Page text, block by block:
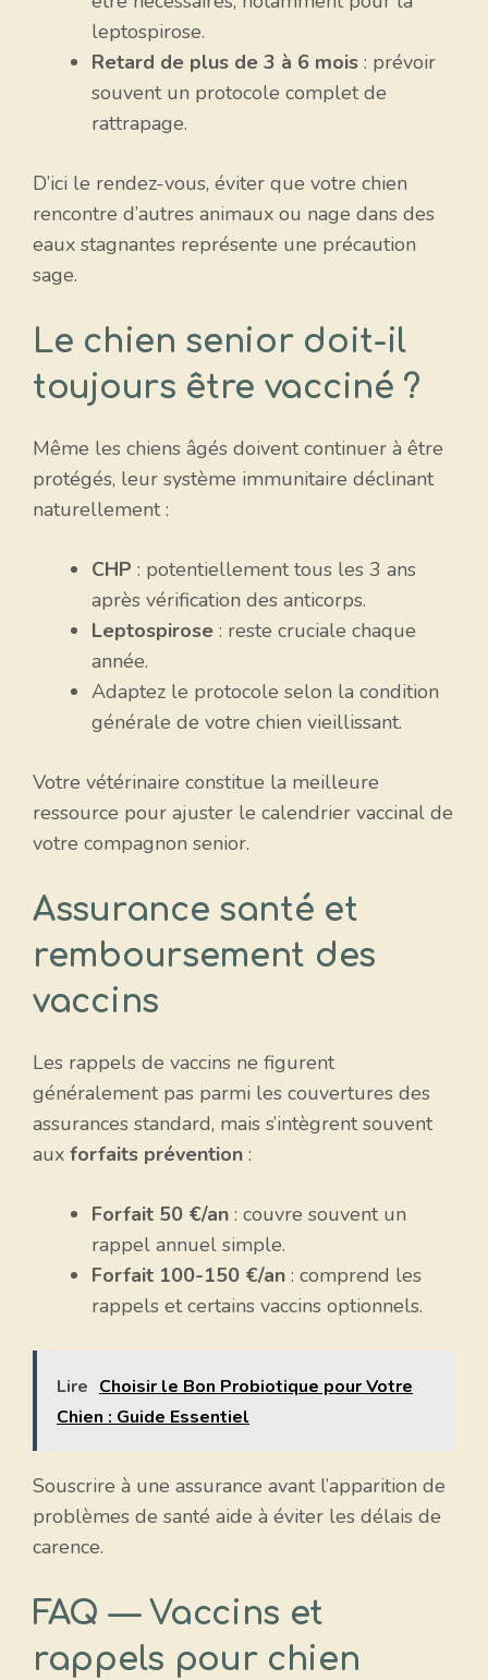
leptospirose.
Retard de plus de 3 à 6 mois : prévoir
souvent un protocole complet de
rattrapage.
D’ici le rendez-vous, éviter que votre chien
rencontre d’autres animaux ou nage dans des
eaux stagnantes représente une précaution
sage.
Le chien senior doit-il
toujours être vacciné ?
Même les chiens âgés doivent continuer à être
protégés, leur système immunitaire déclinant
naturellement :
CHP : potentiellement tous les 3 ans
après vérification des anticorps.
Leptospirose : reste cruciale chaque
année.
Adaptez le protocole selon la condition
générale de votre chien vieillissant.
Votre vétérinaire constitue la meilleure
ressource pour ajuster le calendrier vaccinal de
votre compagnon senior.
Assurance santé et
remboursement des
vaccins
Les rappels de vaccins ne figurent
généralement pas parmi les couvertures des
assurances standard, mais s’intègrent souvent
aux forfaits prévention :
Forfait 50 €/an : couvre souvent un
rappel annuel simple.
Forfait 100-150 €/an : comprend les
rappels et certains vaccins optionnels.
Lire Choisir le Bon Probiotique pour Votre
Chien : Guide Essentiel
Souscrire à une assurance avant l’apparition de
problèmes de santé aide à éviter les délais de
carence.
FAQ — Vaccins et
rappels pour chien